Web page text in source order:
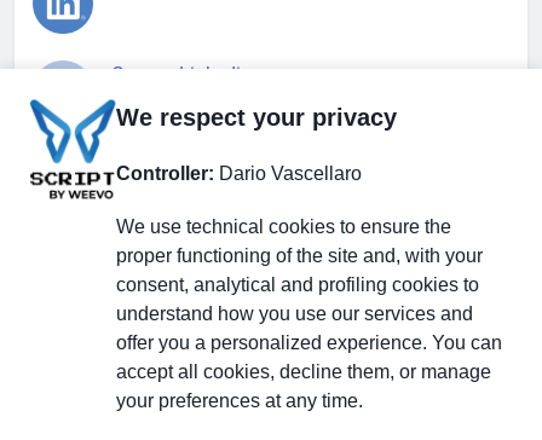
Gruppo Linkedin
Pagina Facebook
X.com
Il Giornale delle PMI.
Testata giornalistica
Disclaimer Privacy PolicyCookie
We respect your privacy
Controller: Dario Vascellaro
We use technical cookies to ensure the
proper functioning of the site and, with your
consent, analytical and profiling cookies to
understand how you use our services and
offer you a personalized experience. You can
accept all cookies, decline them, or manage
your preferences at any time.